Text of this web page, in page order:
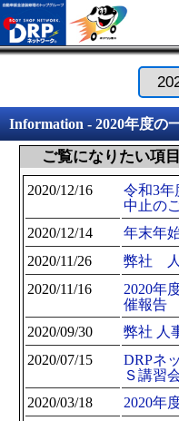
Information - 2020年度の
ご覧になりたい項
2020/12/16
令和3年
中止の
2020/12/14 年末年
2020/11/26 弊社 人
2020/11/16
2020年
催報告
2020/09/30 弊社 人
2020/07/15
DRPネ
Ｓ講習
2020/03/18 2020